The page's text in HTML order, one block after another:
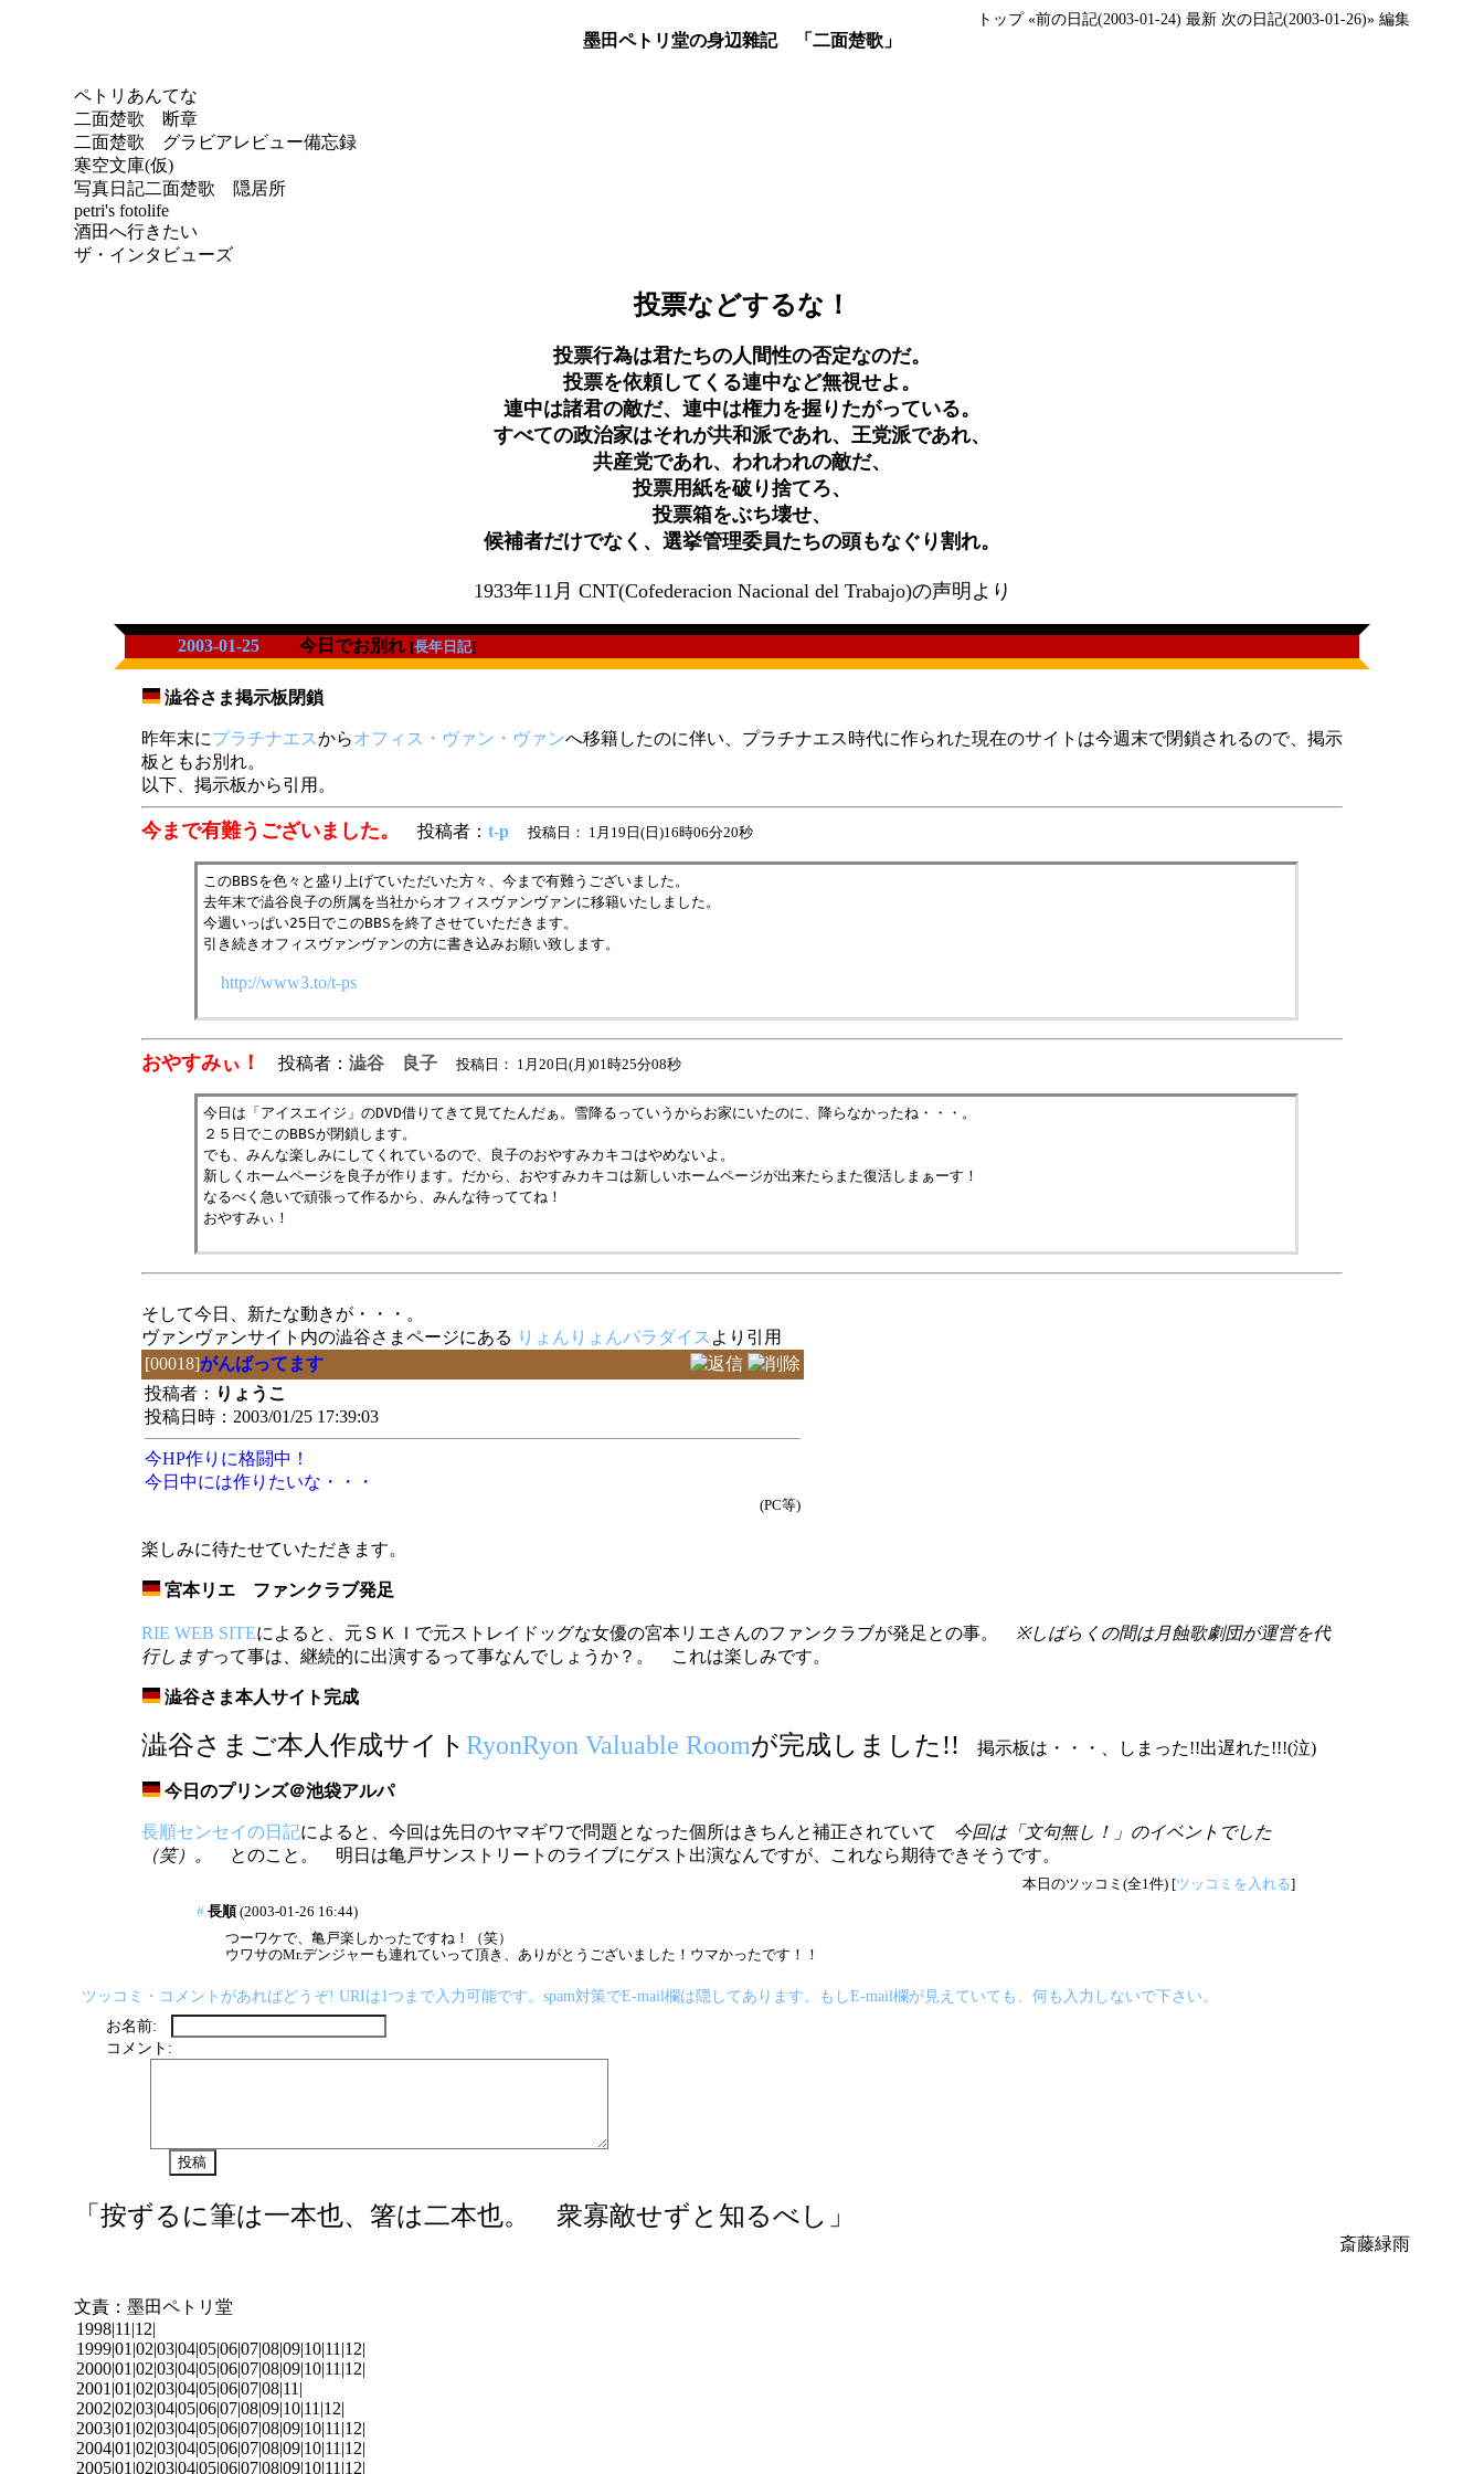
トップ «前の日記(2003-01-24) 最新 次の日記(2003-01-26)» 編集
墨田ペトリ堂の身辺雜記 「二面楚歌」
ペトリあんてな
二面楚歌 断章
二面楚歌 グラビアレビュー備忘録
寒空文庫(仮)
写真日記二面楚歌 隠居所
petri's fotolife
酒田へ行きたい
ザ・インタビューズ
投票などするな！
投票行為は君たちの人間性の否定なのだ。
投票を依頼してくる連中など無視せよ。
連中は諸君の敵だ、連中は権力を握りたがっている。
すべての政治家はそれが共和派であれ、王党派であれ、
共産党であれ、われわれの敵だ、
投票用紙を破り捨てろ、
投票箱をぶち壊せ、
候補者だけでなく、選挙管理委員たちの頭もなぐり割れ。
1933年11月 CNT(Cofederacion Nacional del Trabajo)の声明より
2003-01-25 今日でお別れ [長年日記]
澁谷さま掲示板閉鎖
昨年末にプラチナエスからオフィス・ヴァン・ヴァンへ移籍したのに伴い、プラチナエス時代に作られた現在のサイトは今週末で閉鎖されるので、掲示
板ともお別れ。
以下、掲示板から引用。
今まで有難うございました。 投稿者： t-p 投稿日： 1月19日(日)16時06分20秒
このBBSを色々と盛り上げていただいた方々、今まで有難うございました。
去年末で澁谷良子の所属を当社からオフィスヴァンヴァンに移籍いたしました。
今週いっぱい25日でこのBBSを終了させていただきます。
引き続きオフィスヴァンヴァンの方に書き込みお願い致します。
http://www3.to/t-ps
おやすみぃ！ 投稿者： 澁谷 良子 投稿日： 1月20日(月)01時25分08秒
今日は「アイスエイジ」のDVD借りてきて見てたんだぁ。雪降るっていうからお家にいたのに、降らなかったね・・・。
２５日でこのBBSが閉鎖します。
でも、みんな楽しみにしてくれているので、良子のおやすみカキコはやめないよ。
新しくホームページを良子が作ります。だから、おやすみカキコは新しいホームページが出来たらまた復活しまぁーす！
なるべく急いで頑張って作るから、みんな待っててね！
おやすみぃ！
そして今日、新たな動きが・・・。
ヴァンヴァンサイト内の澁谷さまページにある りょんりょんパラダイス より引用
[00018]がんばってます
投稿者： りょうこ
投稿日時：2003/01/25 17:39:03
今HP作りに格闘中！
今日中には作りたいな・・・
(PC等)
楽しみに待たせていただきます。
宮本リエ ファンクラブ発足
RIE WEB SITEによると、元ＳＫＩで元ストレイドッグな女優の宮本リエさんのファンクラブが発足との事。
※しばらくの間は月蝕歌劇団が運営を代
行しますって事は、継続的に出演するって事なんでしょうか？。 これは楽しみです。
澁谷さま本人サイト完成
澁谷さまご本人作成サイト RyonRyon Valuable Roomが完成しました!! 掲示板は・・・、しまった!!出遅れた!!!(泣)
今日のプリンズ＠池袋アルパ
長順センセイの日記によると、今回は先日のヤマギワで問題となった個所はきちんと補正されていて 今回は「文句無し！」のイベントでした
（笑）。
とのこと。 明日は亀戸サンストリートのライブにゲスト出演なんですが、これなら期待できそうです。
本日のツッコミ(全1件) [ツッコミを入れる]
# 長順 (2003-01-26 16:44)
つーワケで、亀戸楽しかったですね！（笑）
ウワサのMr.デンジャーも連れていって頂き、ありがとうございました！ウマかったです！！
ツッコミ・コメントがあればどうぞ! URIは1つまで入力可能です。spam対策でE-mail欄は隠してあります。もしE-mail欄が見えていても、何も入力しないで下さい。
お名前:
コメント:
「按ずるに筆は一本也、箸は二本也。 衆寡敵せずと知るべし」
斎藤緑雨
文責：墨田ペトリ堂
1998|11 |12|
1999|01 |02|03|04|05|06|07|08|09|10|11 |12|
2000|01 |02|03|04|05|06|07|08|09|10|11 |12|
2001|01 |02|03|04|05|06|07|08|11 |
2002|02|03|04|05|06|07|08|09|10|11 |12|
2003|01 |02|03|04|05|06|07|08|09|10|11 |12|
2004|01 |02|03|04|05|06|07|08|09|10|11 |12|
2005|01 |02|03|04|05|06|07|08|09|10|11 |12|